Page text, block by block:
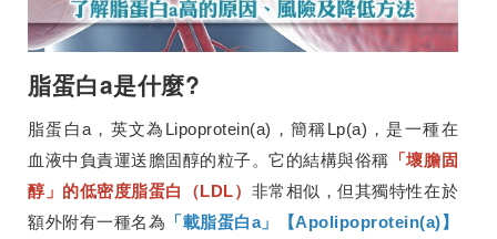
脂蛋白a是什麼?
脂蛋白a，英文為Lipoprotein(a)，簡稱Lp(a)，是一種在
血液中負責運送膽固醇的粒子。它的結構與俗稱 「壞膽固
醇」的低密度脂蛋白（LDL） 非常相似，但其獨特性在於
額外附有一種名為 「載脂蛋白a」【Apolipoprotein(a)】